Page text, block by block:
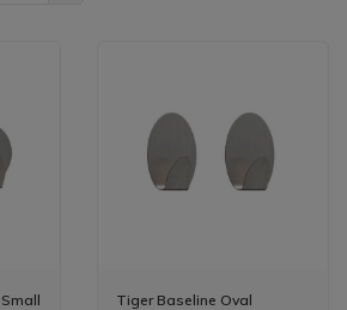
Tiger Baseline Oval